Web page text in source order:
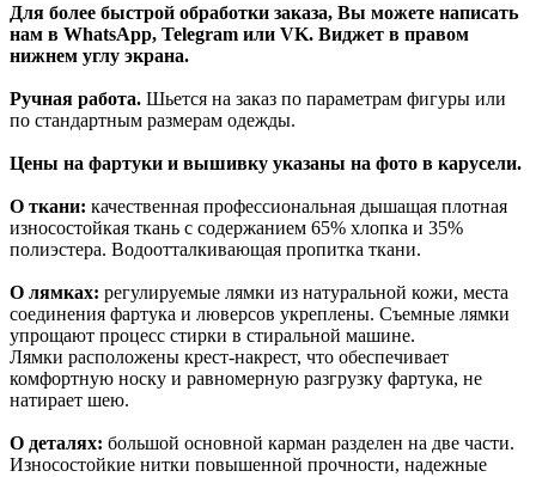
Для более быстрой обработки заказа, Вы можете написать
нам в WhatsApp, Telegram или VK. Виджет в правом
нижнем углу экрана.
Ручная работа. Шьется на заказ по параметрам фигуры или
по стандартным размерам одежды.
Цены на фартуки и вышивку указаны на фото в карусели.
О ткани: качественная профессиональная дышащая плотная
износостойкая ткань с содержанием 65% хлопка и 35%
полиэстера. Водоотталкивающая пропитка ткани.
О лямках: регулируемые лямки из натуральной кожи, места
соединения фартука и люверсов укреплены. Съемные лямки
упрощают процесс стирки в стиральной машине.
Лямки расположены крест-накрест, что обеспечивает
комфортную носку и равномерную разгрузку фартука, не
натирает шею.
О деталях: большой основной карман разделен на две части.
Износостойкие нитки повышенной прочности, надежные